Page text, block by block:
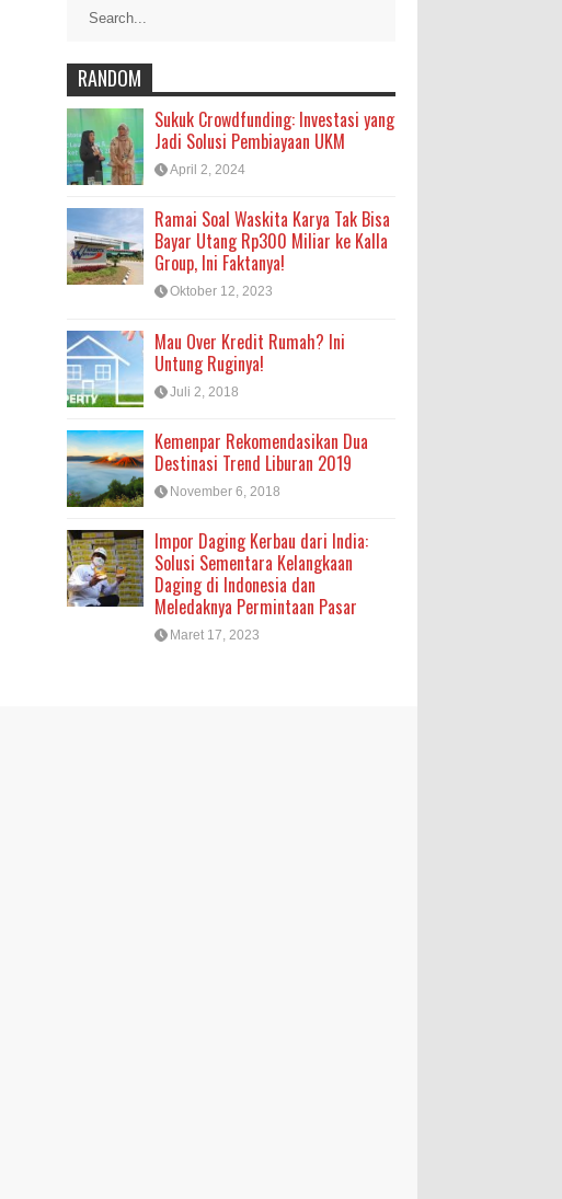
RANDOM
Sukuk Crowdfunding: Investasi yang
Jadi Solusi Pembiayaan UKM
April 2, 2024
Ramai Soal Waskita Karya Tak Bisa
Bayar Utang Rp300 Miliar ke Kalla
Group, Ini Faktanya!
Oktober 12, 2023
Mau Over Kredit Rumah? Ini
Untung Ruginya!
Juli 2, 2018
Kemenpar Rekomendasikan Dua
Destinasi Trend Liburan 2019
November 6, 2018
Impor Daging Kerbau dari India:
Solusi Sementara Kelangkaan
Daging di Indonesia dan
Meledaknya Permintaan Pasar
Maret 17, 2023